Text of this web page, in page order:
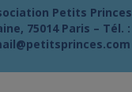
Petits Princes
75014 Paris – Tél. :